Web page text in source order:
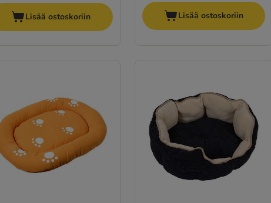
Lisää ostoskoriin Lisää ostoskoriin